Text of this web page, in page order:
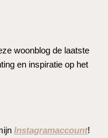
woonblog de laatste
en inspiratie op het
Instagramaccount!